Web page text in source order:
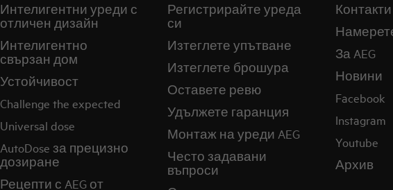
Интелигентни уреди с
отличен дизайн
Интелигентно
свързан дом
Устойчивост
Challenge the expected
Universal dose
AutoDose за прецизно
дозиране
Рецепти с AEG от
Регистрирайте уреда
си
Изтеглете упътване
Изтеглете брошура
Оставете ревю
Удължете гаранция
Монтаж на уреди AEG
Често задавани
въпроси
Контакти
За AEG
Новини
Facebook
Instagram
Youtube
Архив